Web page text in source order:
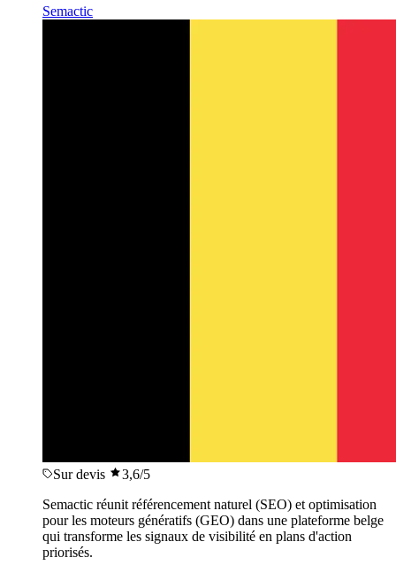
Semactic
Sur devis 3,6/5
Semactic réunit référencement naturel (SEO) et optimisation
pour les moteurs génératifs (GEO) dans une plateforme belge
qui transforme les signaux de visibilité en plans d'action
priorisés.